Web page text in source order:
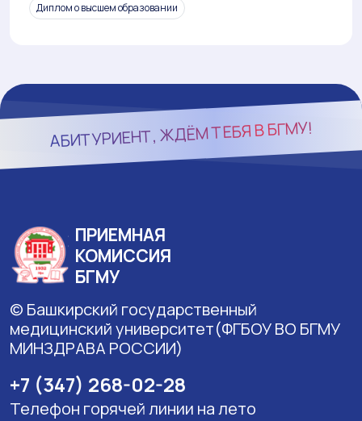
Диплом о высшем образовании
АБИТУРИЕНТ, ЖДЁМ ТЕБЯ ВБГМУ!
ПРИЕМНАЯ
КОМИССИЯ
БГМУ
© Башкирский государственный
медицинский университет(ФГБОУ ВО БГМУ
МИНЗДРАВА РОССИИ)
+7 (347) 268-02-28
Телефон горячей линии на лето